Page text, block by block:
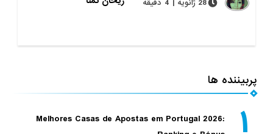
28 ژانویه | 4 دقیقه
پربیننده ها
۱
Melhores Casas de Apostas em Portugal 2026: